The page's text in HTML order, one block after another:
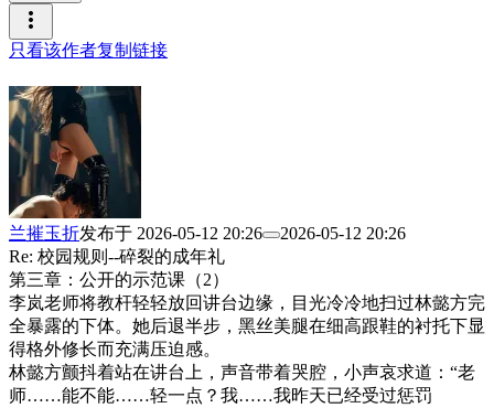
more_vert
只看该作者复制链接
兰摧玉折发布于 2026-05-12 20:26
2026-05-12 20:26
Re: 校园规则--碎裂的成年礼
第三章：公开的示范课（2）
李岚老师将教杆轻轻放回讲台边缘，目光冷冷地扫过林懿方完
全暴露的下体。她后退半步，黑丝美腿在细高跟鞋的衬托下显
得格外修长而充满压迫感。
林懿方颤抖着站在讲台上，声音带着哭腔，小声哀求道：“老
师……能不能……轻一点？我……我昨天已经受过惩罚